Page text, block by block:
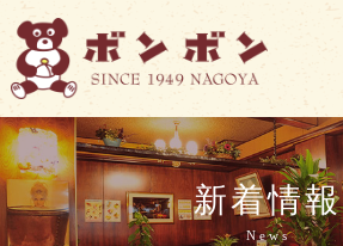
新着情報
News